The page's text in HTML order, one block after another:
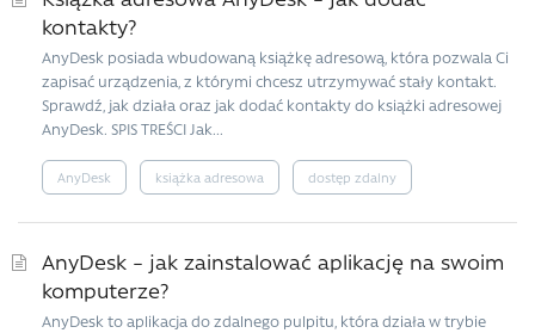
kontakty?
AnyDesk posiada wbudowaną książkę adresową, która pozwala Ci
zapisać urządzenia, z którymi chcesz utrzymywać stały kontakt.
Sprawdź, jak działa oraz jak dodać kontakty do książki adresowej
AnyDesk. SPIS TREŚCI Jak...
AnyDesk książka adresowa dostęp zdalny
AnyDesk – jak zainstalować aplikację na swoim
komputerze?
AnyDesk to aplikacja do zdalnego pulpitu, która działa w trybie